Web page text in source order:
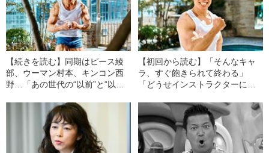
【続きを読む】同期はピース綾
部、ウーマン村本、キンコン西
野…「あの世代の“以前”と“以
まきんに君（43）が語る、芸人
に起きた“ある変化”
【初回から読む】「そんなキャ
ラ、すぐ飽きられて終わる」
「どうせインストラクターにな
が語る、それでも21年間“筋肉
芸”を続けたワケ